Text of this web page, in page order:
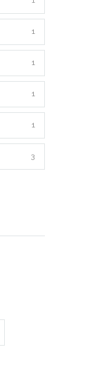
1
1
1
1
3